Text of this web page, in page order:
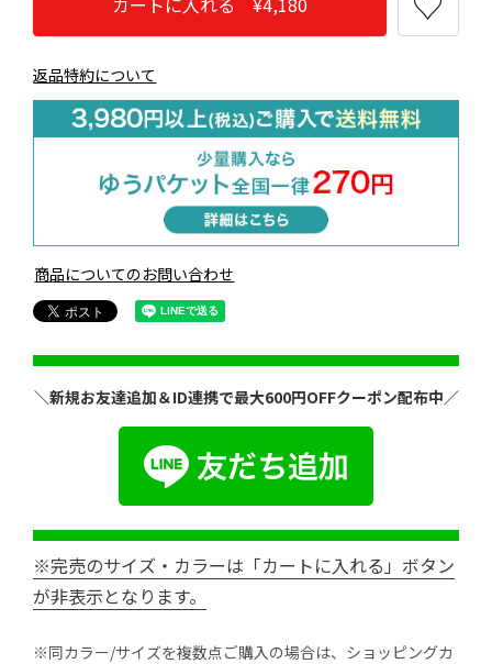
返品特約について
商品についてのお問い合わせ
＼新規お友達追加＆ID連携で最大600円OFFクーポン配布中／
※完売のサイズ・カラーは「カートに入れる」ボタン
が非表示となります。
※同カラー/サイズを複数点ご購入の場合は、ショッピングカ